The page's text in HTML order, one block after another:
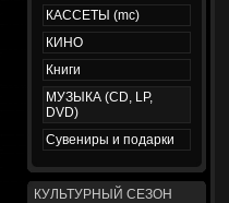
КАССЕТЫ (mc)
КИНО
Книги
МУЗЫКА (CD, LP,
DVD)
Сувениры и подарки
КУЛЬТУРНЫЙ СЕЗОН